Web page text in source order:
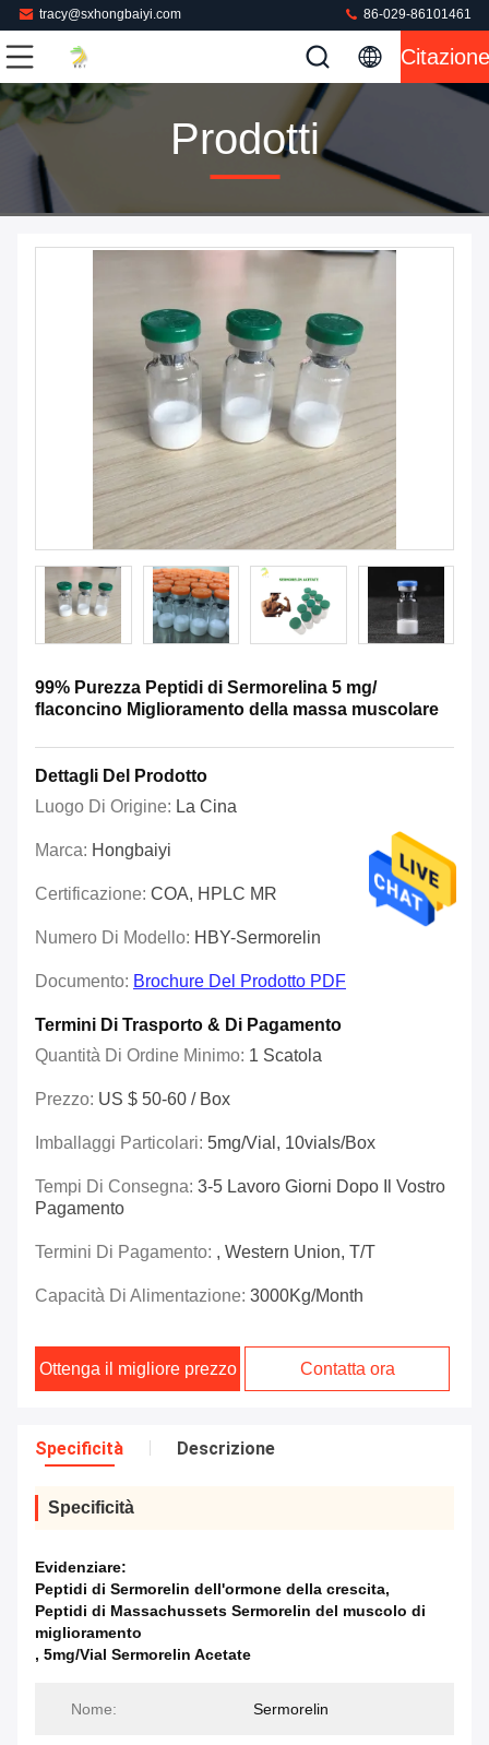
tracy@sxhongbaiyi.com 86-029-86101461
Citazione
Prodotti
99% Purezza Peptidi di Sermorelina 5 mg/
flaconcino Miglioramento della massa muscolare
Dettagli Del Prodotto
Luogo Di Origine: La Cina
Marca: Hongbaiyi
Certificazione: COA, HPLC MR
Numero Di Modello: HBY-Sermorelin
Documento: Brochure Del Prodotto PDF
Termini Di Trasporto & Di Pagamento
Quantità Di Ordine Minimo: 1 Scatola
Prezzo: US $ 50-60 / Box
Imballaggi Particolari: 5mg/vial, 10vials/box
Tempi Di Consegna: 3-5 Lavoro Giorni Dopo Il Vostro
Pagamento
Termini Di Pagamento: , Western Union, T/T
Capacità Di Alimentazione: 3000Kg/Month
Ottenga il migliore prezzo Contatta ora
Specificità Descrizione
Specificità
Evidenziare:
Peptidi di Sermorelin dell'ormone della crescita,
Peptidi di Massachussets Sermorelin del muscolo di
miglioramento
, 5mg/Vial Sermorelin Acetate
Nome: Sermorelin